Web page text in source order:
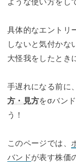
具体的なエントリ
しないと気付かな
大怪我をしたとき
手遅れになる前に、
方・見方をσバン
う！
このページでは、
バンドが表す株価